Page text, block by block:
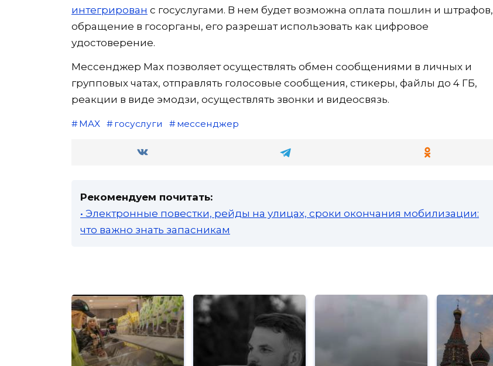
интегрирован с госуслугами. В нем будет возможна оплата пошлин и штрафов,
обращение в госорганы, его разрешат использовать как цифровое
удостоверение.
Мессенджер Мax позволяет осуществлять обмен сообщениями в личных и
групповых чатах, отправлять голосовые сообщения, стикеры, файлы до 4 ГБ,
реакции в виде эмодзи, осуществлять звонки и видеосвязь.
MAX госуслуги мессенджер
Рекомендуем почитать:
• Электронные повестки, рейды на улицах, сроки окончания мобилизации:
что важно знать запасникам